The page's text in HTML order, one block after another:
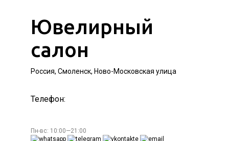
Ювелирный
салон
Россия, Смоленск, Ново-Московская улица
Телефон:
Пн-вс: 10:00—21:00